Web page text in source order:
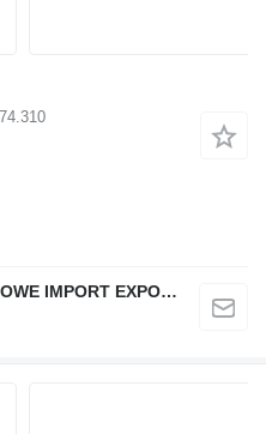
MASZYNY BUDOWLANE-DROGOWE IMPORT EXPORT